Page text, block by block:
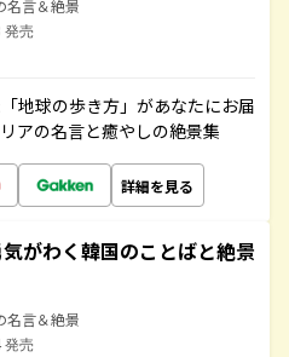
名言＆絶景
発売
地球の歩き方」があなたにお届
アの名言と癒やしの絶景集
詳細を見る
がわく韓国のことばと絶景
名言＆絶景
発売